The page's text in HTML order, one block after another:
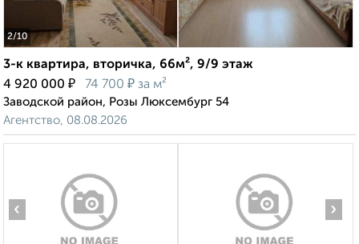
2/10
3-к квартира, вторичка, 66м², 9/9 этаж
4 920 000 ₽ 74 700 ₽ за м²
Заводской район, Розы Люксембург 54
Агентство, 08.08.2026
‹ ›